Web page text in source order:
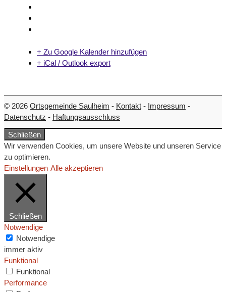
+ Zu Google Kalender hinzufügen
+ iCal / Outlook export
© 2026 Ortsgemeinde Saulheim - Kontakt - Impressum -
Datenschutz - Haftungsausschluss
Schließen
Wir verwenden Cookies, um unsere Website und unseren Service
zu optimieren.
Einstellungen Alle akzeptieren
Schließen
Notwendige
Notwendige
immer aktiv
Funktional
Funktional
Performance